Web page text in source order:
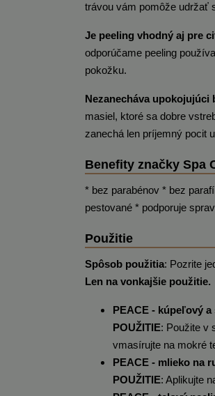
trávou vám pomôže udržať
Je peeling vhodný aj pre
odporúčame peeling
pokožku.
Nezanecháva upokojujúci
masiel, ktoré sa dobre
zanechá len príjemný pocit
Benefity značky Spa
* bez parabénov * bez
pestované * podporuje
Použitie
Spôsob použitia: Pozrite
Len na vonkajšie použitie.
PEACE - kúpeľový
POUŽITIE: Použite v
vmasírujte na mokré
PEACE - mlieko na
POUŽITIE: Aplikujte